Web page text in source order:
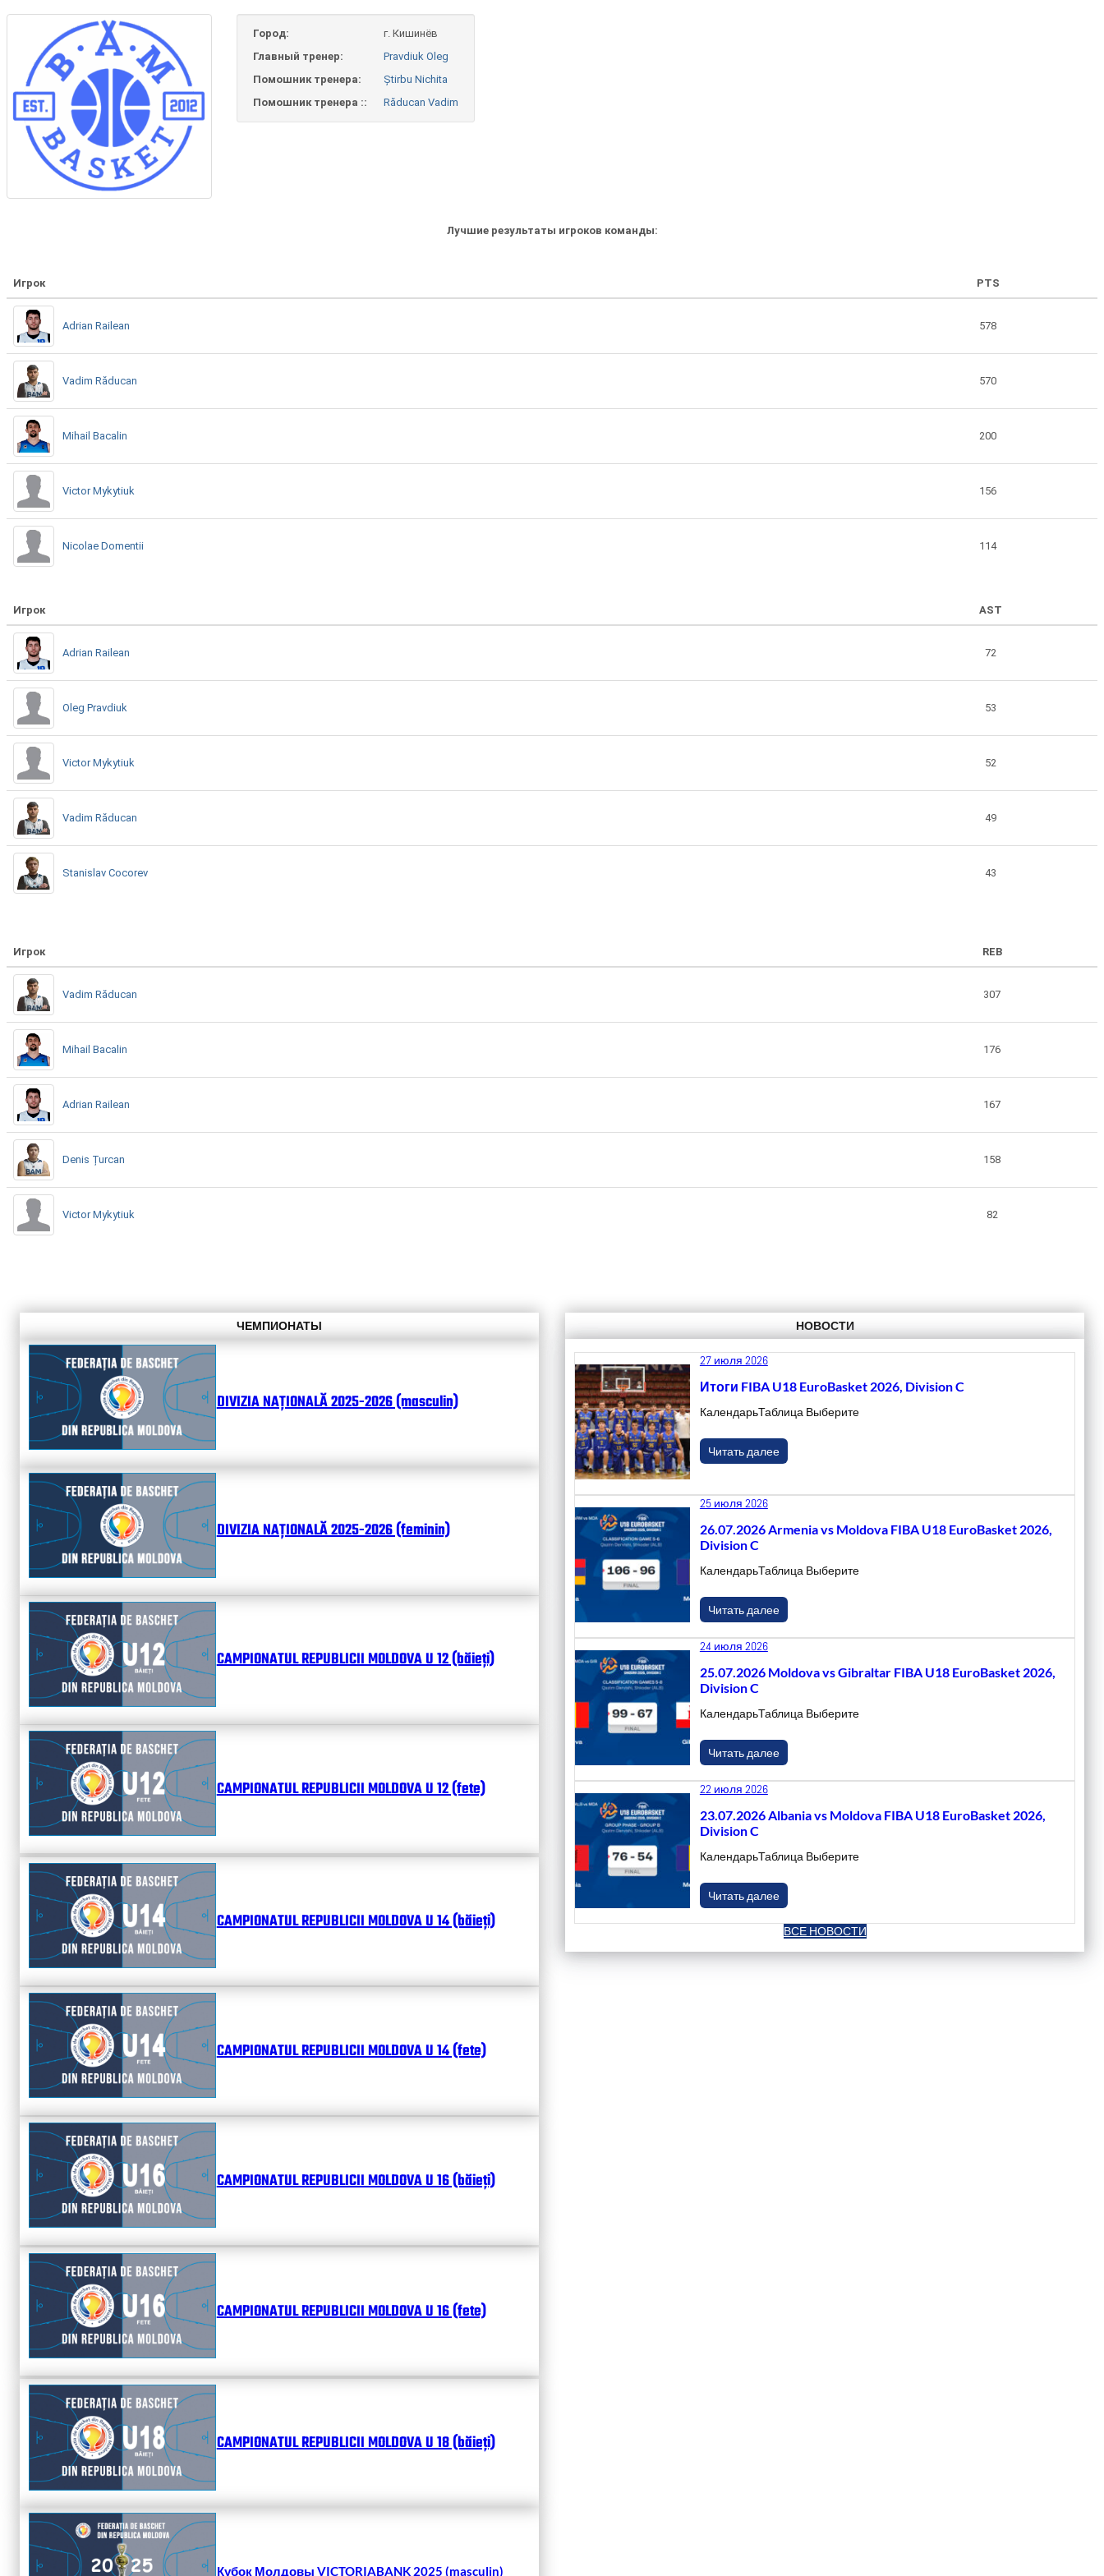
Город:
г. Кишинёв
Главный тренер:
Pravdiuk Oleg
Помошник тренера:
Știrbu Nichita
Помошник тренера ::
Răducan Vadim
Лучшие результаты игроков команды:
Игрок PTS
Adrian Railean 578
Vadim Răducan 570
Mihail Bacalin 200
Victor Mykytiuk 156
Nicolae Domentii 114
Игрок AST
Adrian Railean 72
Oleg Pravdiuk 53
Victor Mykytiuk 52
Vadim Răducan 49
Stanislav Cocorev 43
Игрок REB
Vadim Răducan 307
Mihail Bacalin 176
Adrian Railean 167
Denis Țurcan 158
Victor Mykytiuk 82
ЧЕМПИОНАТЫ
DIVIZIA NAȚIONALĂ 2025-2026 (masculin)
DIVIZIA NAȚIONALĂ 2025-2026 (feminin)
CAMPIONATUL REPUBLICII MOLDOVA U 12 (băieți)
CAMPIONATUL REPUBLICII MOLDOVA U 12 (fete)
CAMPIONATUL REPUBLICII MOLDOVA U 14 (băieți)
CAMPIONATUL REPUBLICII MOLDOVA U 14 (fete)
CAMPIONATUL REPUBLICII MOLDOVA U 16 (băieți)
CAMPIONATUL REPUBLICII MOLDOVA U 16 (fete)
CAMPIONATUL REPUBLICII MOLDOVA U 18 (băieți)
Кубок Молдовы VICTORIABANK 2025 (masculin)
НОВОСТИ
27 июля 2026
Итоги FIBA U18 EuroBasket 2026, Division C
КалендарьТаблица Выберите
Читать далее
25 июля 2026
26.07.2026 Armenia vs Moldova FIBA U18 EuroBasket 2026,
Division C
КалендарьТаблица Выберите
Читать далее
24 июля 2026
25.07.2026 Moldova vs Gibraltar FIBA U18 EuroBasket 2026,
Division C
КалендарьТаблица Выберите
Читать далее
22 июля 2026
23.07.2026 Albania vs Moldova FIBA U18 EuroBasket 2026,
Division C
КалендарьТаблица Выберите
Читать далее
ВСЕ НОВОСТИ